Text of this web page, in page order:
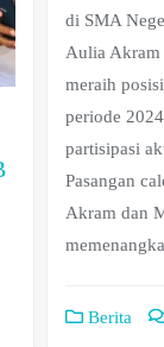
di SMA
Aulia Akram
meraih
periode
partisipasi
Pasangan
Akram dan
Berita